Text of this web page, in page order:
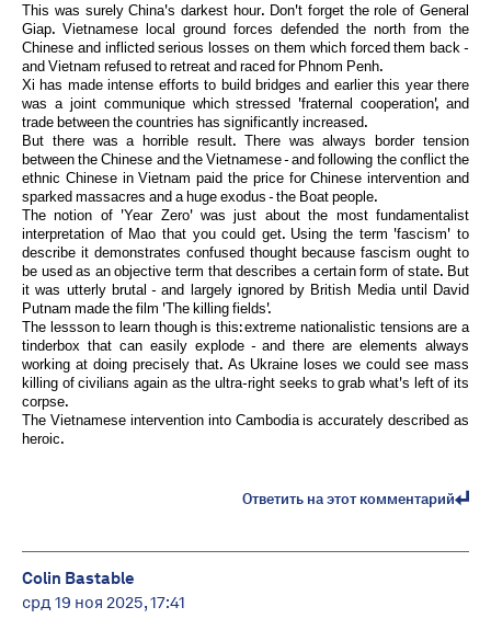
This was surely China's darkest hour. Don't forget the role of General
Giap. Vietnamese local ground forces defended the north from the
Chinese and inflicted serious losses on them which forced them back -
and Vietnam refused to retreat and raced for Phnom Penh.
Xi has made intense efforts to build bridges and earlier this year there
was a joint communique which stressed 'fraternal cooperation', and
trade between the countries has significantly increased.
But there was a horrible result. There was always border tension
between the Chinese and the Vietnamese - and following the conflict the
ethnic Chinese in Vietnam paid the price for Chinese intervention and
sparked massacres and a huge exodus - the Boat people.
The notion of 'Year Zero' was just about the most fundamentalist
interpretation of Mao that you could get. Using the term 'fascism' to
describe it demonstrates confused thought because fascism ought to
be used as an objective term that describes a certain form of state. But
it was utterly brutal - and largely ignored by British Media until David
Putnam made the film 'The killing fields'.
The lessson to learn though is this: extreme nationalistic tensions are a
tinderbox that can easily explode - and there are elements always
working at doing precisely that. As Ukraine loses we could see mass
killing of civilians again as the ultra-right seeks to grab what's left of its
corpse.
The Vietnamese intervention into Cambodia is accurately described as
heroic.
Ответить на этот комментарий
Colin Bastable
срд 19 ноя 2025, 17:41